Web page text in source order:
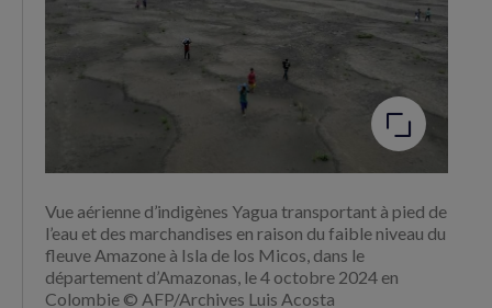
Agrandir
l'image
Vue aérienne d’indigènes Yagua transportant à pied de
l’eau et des marchandises en raison du faible niveau du
fleuve Amazone à Isla de los Micos, dans le
département d’Amazonas, le 4 octobre 2024 en
Colombie © AFP/Archives Luis Acosta